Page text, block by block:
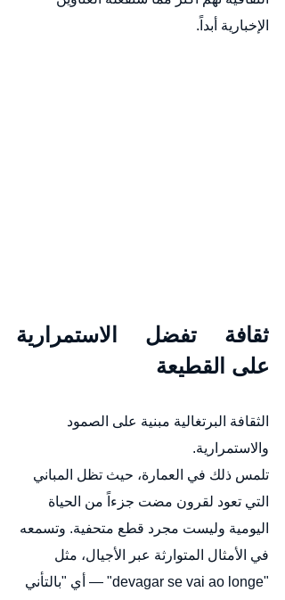
الإخبارية أبداً.
على القطيعة
الثقافة البرتغالية مبنية على الصمود
والاستمرارية.
تلمس ذلك في العمارة، حيث تظل المباني
التي تعود لقرون مضت جزءاً من الحياة
اليومية وليست مجرد قطع متحفية. وتسمعه
في الأمثال المتوارثة عبر الأجيال، مثل
"devagar se vai ao longe" — أي "بالتأني